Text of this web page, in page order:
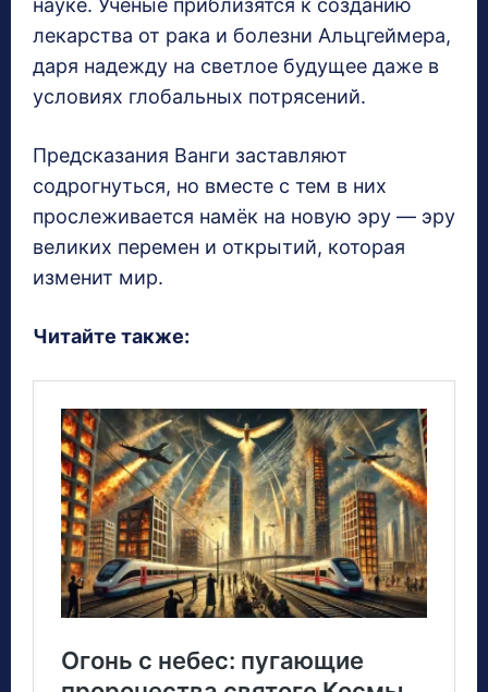
науке. Учёные приблизятся к созданию
лекарства от рака и болезни Альцгеймера,
даря надежду на светлое будущее даже в
условиях глобальных потрясений.
Предсказания Ванги заставляют
содрогнуться, но вместе с тем в них
прослеживается намёк на новую эру — эру
великих перемен и открытий, которая
изменит мир.
Читайте также: